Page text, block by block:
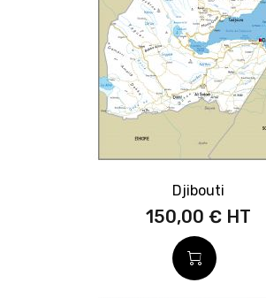
Djibouti
150,00 €